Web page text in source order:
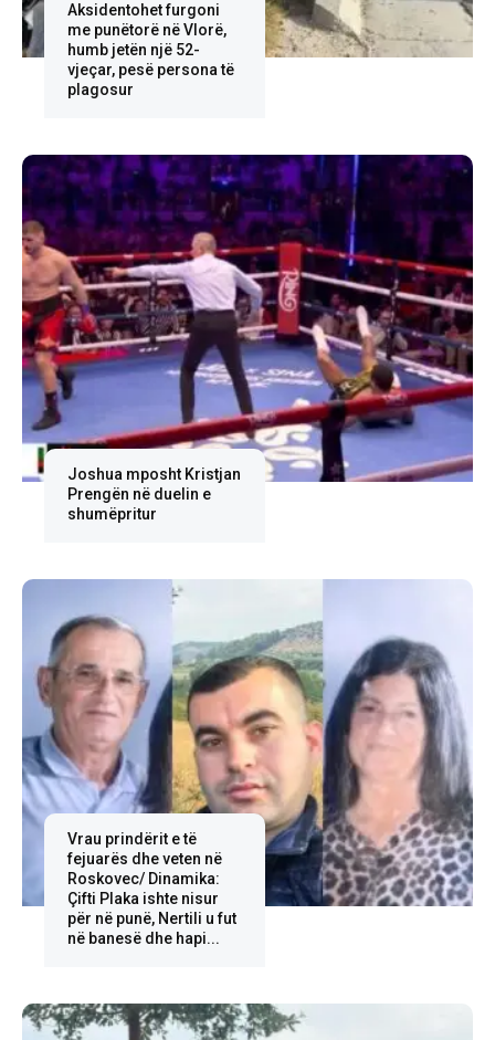
Aksidentohet furgoni
me punëtorë në Vlorë,
humb jetën një 52-
vjeçar, pesë persona të
plagosur
Joshua mposht Kristjan
Prengën në duelin e
shumëpritur
Vrau prindërit e të
fejuarës dhe veten në
Roskovec/ Dinamika:
Çifti Plaka ishte nisur
për në punë, Nertili u fut
në banesë dhe hapi...